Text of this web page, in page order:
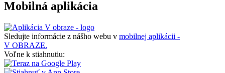
Mobilná aplikácia
Sledujte informácie z nášho webu v mobilnej aplikácii -
V OBRAZE.
Voľne k stiahnutiu: